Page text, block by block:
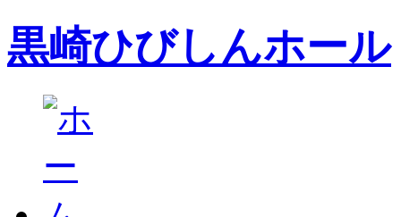
黒崎ひびしんホール